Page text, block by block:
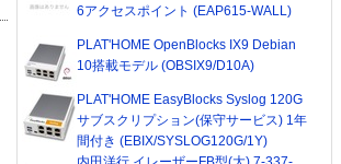
6アクセスポイント (EAP615-WALL)
PLAT'HOME OpenBlocks IX9 Debian
10搭載モデル (OBSIX9/D10A)
PLAT'HOME EasyBlocks Syslog 120G
サブスクリプション(保守サービス) 1年
間付き (EBIX/SYSLOG120G/1Y)